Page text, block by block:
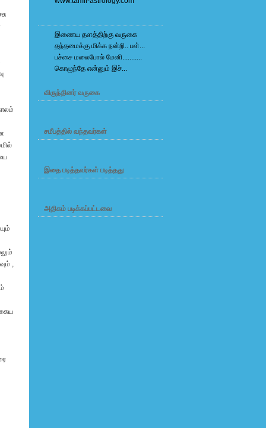
,
இணைய தளத்திற்கு வருகை
தந்தமைக்கு மிக்க நன்றி.. பள்...
பச்சை மலைபோல் மேனி...........
கொழுந்தே என்னும் இச்...
விருந்தினர் வருகை
சமீபத்தில் வந்தவர்கள்
இதை படித்தவர்கள் படித்தது
அதிகம் படிக்கப்பட்டவை